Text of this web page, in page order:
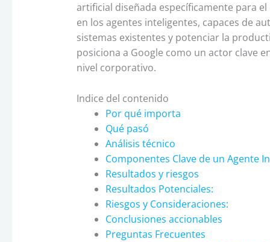
artificial diseñada específicamente para
en los agentes inteligentes, capaces de
sistemas existentes y potenciar la
posiciona a Google como un actor clave
nivel corporativo.
Indice del contenido
Por qué importa
Qué pasó
Análisis técnico
Componentes Clave de un Agente
Resultados y riesgos
Resultados Potenciales:
Riesgos y Consideraciones:
Conclusiones accionables
Preguntas Frecuentes